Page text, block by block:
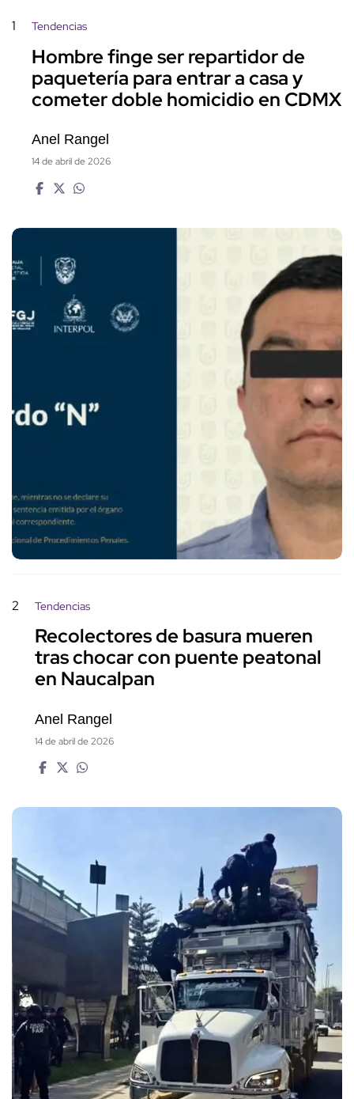
1 Tendencias
Hombre finge ser repartidor de
paquetería para entrar a casa y
cometer doble homicidio en CDMX
Anel Rangel
14 de abril de 2026
2 Tendencias
Recolectores de basura mueren
tras chocar con puente peatonal
en Naucalpan
Anel Rangel
14 de abril de 2026